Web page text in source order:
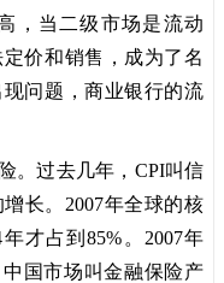
，当二级市场是流动
价和销售，成为了名
问题，商业银行的流
过去几年，CPI叫信
长。2007年全球的核
才占到85%。2007年
国市场叫金融保险产